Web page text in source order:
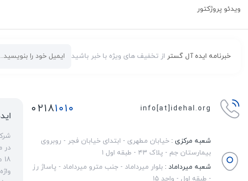
ویدئو پروژکتور
خبرنامه ایده آل گستر از تخفیف های ویژه با خبر باشید
info[at]idehal.org ۰۲۱۸۱۰۱۰
شعبه مرکزی : خیابان مطهری - ابتدای خیابان فجر - روبروی
بیمارستان جم - پلاک ۴۳ - طبقه اول ۱
شعبه میرداماد : بلوار میرداماد - جنب مترو میرداماد - پاساژ رز
- طبقه اول - واحد ۱۵
در
18 ماهه معتبر و شرکتی برای کلیه محصولات عرضه شده و تعهد کامل به تمامی خدمات